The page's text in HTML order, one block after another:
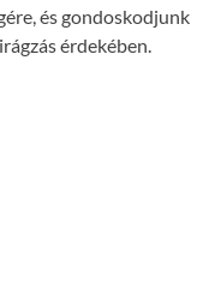
és gondoskodjunk
érdekében.